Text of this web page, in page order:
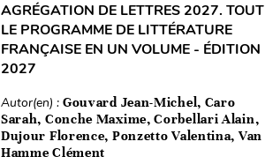
AGRÉGATION DE LETTRES 2027. TOUT
LE PROGRAMME DE LITTÉRATURE
FRANÇAISE EN UN VOLUME - ÉDITION
2027
Autor(en) : Gouvard Jean-Michel, Caro
Sarah, Conche Maxime, Corbellari Alain,
Dujour Florence, Ponzetto Valentina, Van
Hamme Clément